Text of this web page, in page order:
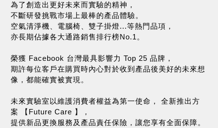
為了創造出更好未來而實驗的精神，
不斷研發挑戰市場上最棒的產品體驗。
空氣清淨機、電腦椅、雙子掛燈...等熱門品項，
亦長期佔據各大通路銷售排行榜No.1。
榮獲 Facebook 台灣最具影響力 Top 25 品牌，
期許每位客戶在購買時內心對於收到產品後美好的未來想
像，都能確實被實現。
未來實驗室以維護消費者權益為第一使命， 全新推出方
案 【Future Care 】，
提供新品更換服務及產品責任保險，讓您享有全面保障。